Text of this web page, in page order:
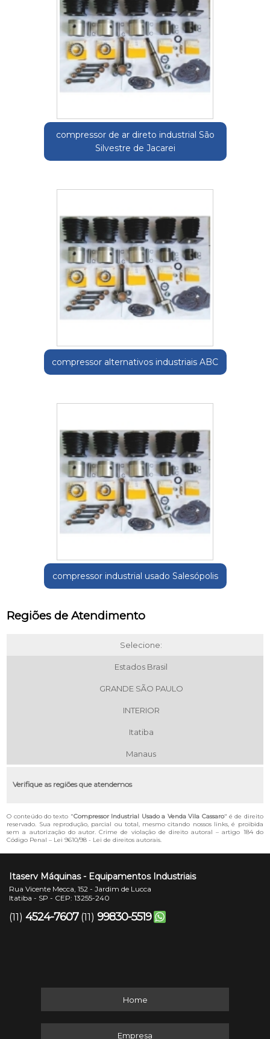
compressor de ar direto industrial São
Silvestre de Jacarei
compressor alternativos industriais ABC
compressor industrial usado Salesópolis
Regiões de Atendimento
Selecione:
Estados Brasil
GRANDE SÃO PAULO
INTERIOR
Itatiba
Manaus
Verifique as regiões que atendemos
O conteúdo do texto "Compressor Industrial Usado a Venda Vila Cassaro" é de direito
reservado. Sua reprodução, parcial ou total, mesmo citando nossos links, é proibida
sem a autorização do autor. Crime de violação de direito autoral – artigo 184 do
Código Penal – Lei 9610/98 - Lei de direitos autorais.
Itaserv Máquinas - Equipamentos Industriais
Rua Vicente Mecca, 152 - Jardim de Lucca
Itatiba - SP - CEP: 13255-240
(11) 4524-7607 (11) 99830-5519
Home
Empresa